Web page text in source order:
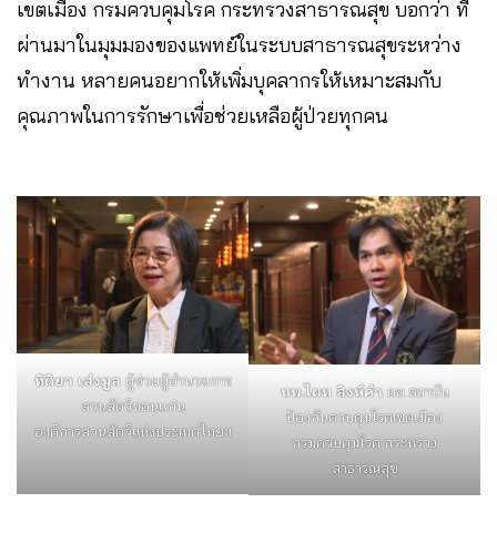
เขตเมือง กรมควบคุมโรค กระทรวงสาธารณสุข บอกว่า ที่
ผ่านมาในมุมมองของแพทย์ในระบบสาธารณสุขระหว่าง
ทำงาน หลายคนอยากให้เพิ่มบุคลากรให้เหมาะสมกับ
คุณภาพในการรักษาเพื่อช่วยเหลือผู้ป่วยทุกคน
ทิติยา เส่งมูล ผู้ช่วยผู้อำนวยการ
สวนสัตว์ขอนแก่น
องค์การสวนสัตว์แห่งประเทศไทยฯ
นพ.ไผท สิงห์คำ ผอ.สถาบัน
ป้องกันควบคุมโรคเขตเมือง
กรมควบคุมโรค กระทรวง
สาธารณสุข